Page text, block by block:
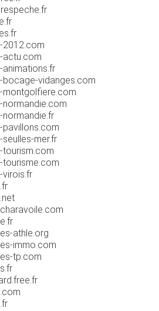
2012.com
actu.com
animations.fr
bocage-vidanges.com
montgolfiere.com
normandie.com
normandie.fr
pavillons.com
seulles-mer.fr
tourism.com
tourisme.com
virois.fr
athle.org
immo.com
tp.com